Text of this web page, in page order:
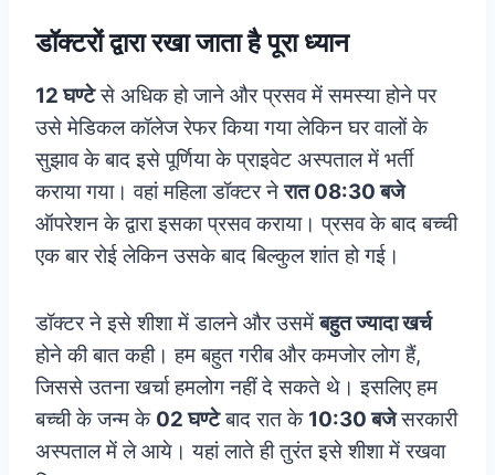
डॉक्टरों द्वारा रखा जाता है पूरा ध्यान
12 घण्टेसे अधिक हो जाने और प्रसव में समस्या होने पर
उसे मेडिकल कॉलेज रेफर किया गया लेकिन घर वालों के
सुझाव के बाद इसे पूर्णिया के प्राइवेट अस्पताल में भर्ती
कराया गया। वहां महिला डॉक्टर नेरात 08:30 बजे
ऑपरेशन के द्वारा इसका प्रसव कराया। प्रसव के बाद बच्ची
एक बार रोई लेकिन उसके बाद बिल्कुल शांत हो गई।
डॉक्टर ने इसे शीशा में डालने और उसमेंबहुत ज्यादा खर्च
होने की बात कही। हम बहुत गरीब और कमजोर लोग हैं,
जिससे उतना खर्चा हमलोग नहीं दे सकते थे। इसलिए हम
बच्ची के जन्म के 02 घण्टेबाद रात के 10:30 बजेसरकारी
अस्पताल में ले आये। यहां लाते ही तुरंत इसे शीशा में रखवा